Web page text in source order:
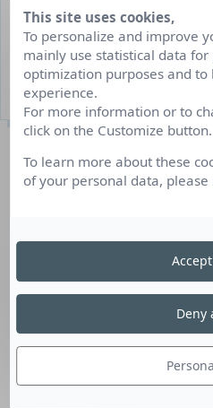
Besse-et-Saint-Anastaise
Du 01/06/2026 au 31/08/
1 poste(s) à pourvoir
cœur de l’expérience client,
de qualité et à créer une
clients. Si vous aimez
convivial et que vous avez le
est fait pour vous !
This site uses cookies,
To personalize and improve
mainly use statistical data
optimization purposes and
experience.
For more information or to
click on the Customize button.
To learn more about these
of your personal data,
Deny